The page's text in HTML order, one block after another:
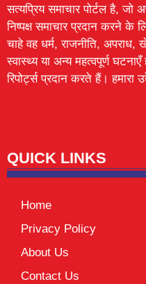
सत्यप्रिय समाचार पोर्टल है,
निष्पक्ष समाचार प्रदान करने के
चाहे वह धर्म, राजनीति,
स्वास्थ्य या अन्य महत्वपूर्ण
रिपोर्ट्स प्रदान करते हैं। हमारा
QUICK LINKS
Home
Privacy Policy
About Us
Contact Us